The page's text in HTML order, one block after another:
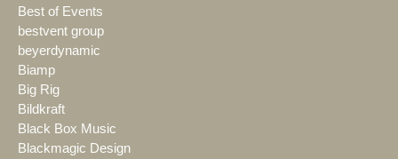
Best of Events
bestvent group
beyerdynamic
Biamp
Big Rig
Bildkraft
Black Box Music
Blackmagic Design